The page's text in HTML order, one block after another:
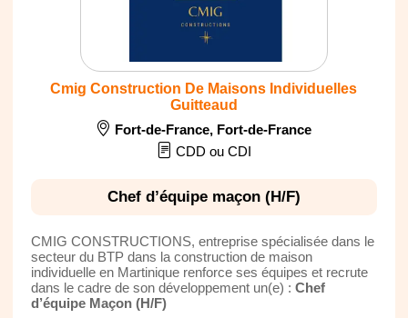
Cmig Construction De Maisons Individuelles
Guitteaud
Fort-de-France, Fort-de-France
CDD ou CDI
Chef d’équipe maçon (H/F)
CMIG CONSTRUCTIONS, entreprise spécialisée dans le
secteur du BTP dans la construction de maison
individuelle en Martinique renforce ses équipes et recrute
dans le cadre de son développement un(e) : Chef
d’équipe Maçon (H/F)